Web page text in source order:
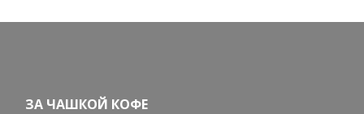
ЗА ЧАШКОЙ КОФЕ